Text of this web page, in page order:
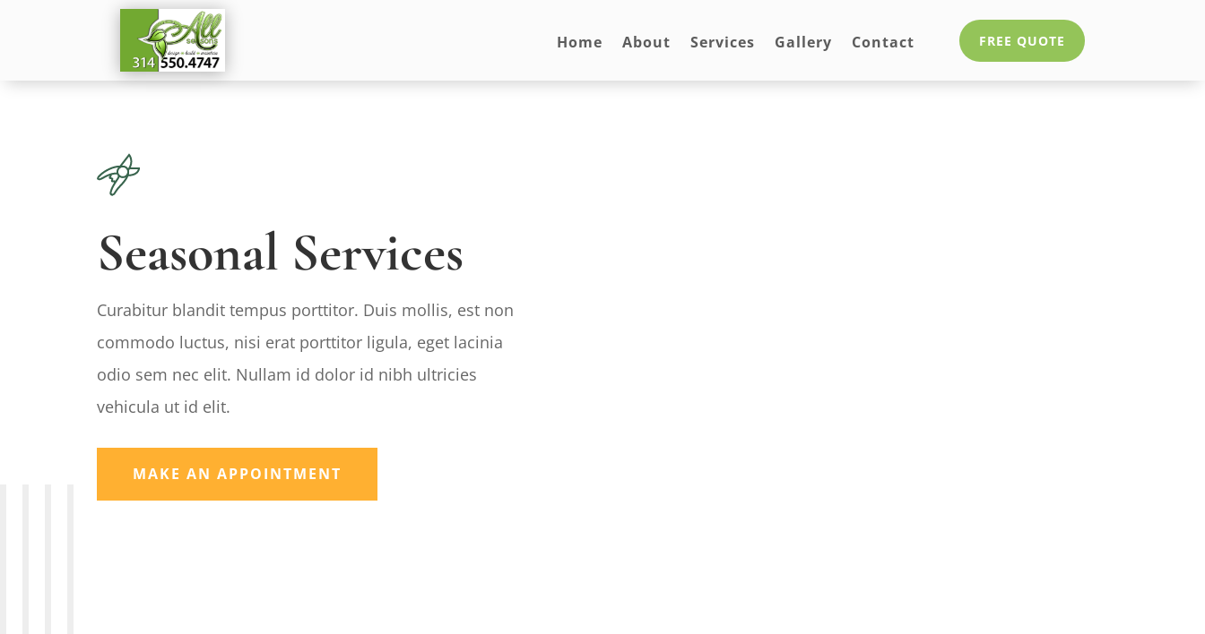
Home About Services Gallery Contact FREE QUOTE
Seasonal Services
Curabitur blandit tempus porttitor. Duis mollis, est non
commodo luctus, nisi erat porttitor ligula, eget lacinia
odio sem nec elit. Nullam id dolor id nibh ultricies
vehicula ut id elit.
MAKE AN APPOINTMENT